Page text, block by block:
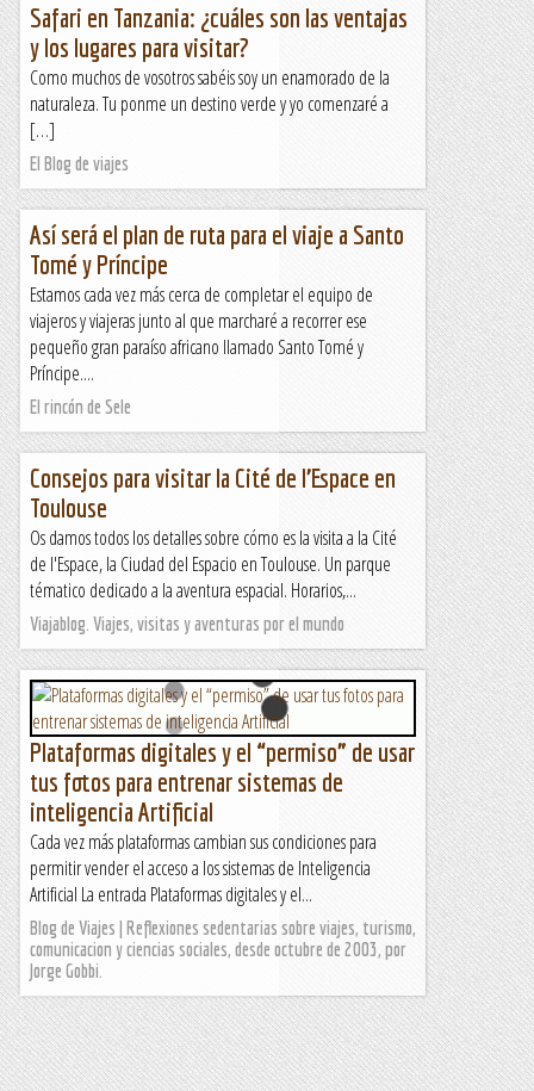
Safari en Tanzania: ¿cuáles son las ventajas
y los lugares para visitar?
Como muchos de vosotros sabéis soy un enamorado de la
naturaleza. Tu ponme un destino verde y yo comenzaré a
[…]
El Blog de viajes
Así será el plan de ruta para el viaje a Santo
Tomé y Príncipe
Estamos cada vez más cerca de completar el equipo de
viajeros y viajeras junto al que marcharé a recorrer ese
pequeño gran paraíso africano llamado Santo Tomé y
Príncipe....
El rincón de Sele
Consejos para visitar la Cité de l’Espace en
Toulouse
Os damos todos los detalles sobre cómo es la visita a la Cité
de l'Espace, la Ciudad del Espacio en Toulouse. Un parque
tématico dedicado a la aventura espacial. Horarios,...
Viajablog. Viajes, visitas y aventuras por el mundo
Plataformas digitales y el “permiso” de usar
tus fotos para entrenar sistemas de
inteligencia Artificial
Cada vez más plataformas cambian sus condiciones para
permitir vender el acceso a los sistemas de Inteligencia
Artificial La entrada Plataformas digitales y el...
Blog de Viajes | Reflexiones sedentarias sobre viajes, turismo,
comunicacion y ciencias sociales, desde octubre de 2003, por
Jorge Gobbi.